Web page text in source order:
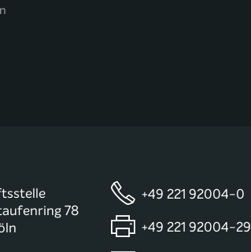
78
+49 221 92004-0
+49 221 92004-29